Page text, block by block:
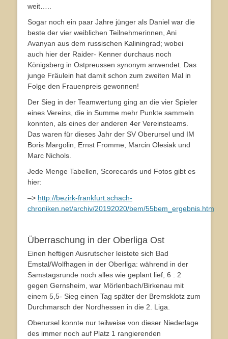
weit…..
Sogar noch ein paar Jahre jünger als Daniel war die
beste der vier weiblichen Teilnehmerinnen, Ani
Avanyan aus dem russischen Kaliningrad; wobei
auch hier der Raider- Kenner durchaus noch
Königsberg in Ostpreussen synonym anwendet. Das
junge Fräulein hat damit schon zum zweiten Mal in
Folge den Frauenpreis gewonnen!
Der Sieg in der Teamwertung ging an die vier Spieler
eines Vereins, die in Summe mehr Punkte sammeln
konnten, als eines der anderen 4er Vereinsteams.
Das waren für dieses Jahr der SV Oberursel und IM
Boris Margolin, Ernst Fromme, Marcin Olesiak und
Marc Nichols.
Jede Menge Tabellen, Scorecards und Fotos gibt es
hier:
–> http://bezirk-frankfurt.schach-
chroniken.net/archiv/20192020/bem/55bem_ergebnis.htm
Überraschung in der Oberliga Ost
Einen heftigen Ausrutscher leistete sich Bad
Emstal/Wolfhagen in der Oberliga: während in der
Samstagsrunde noch alles wie geplant lief, 6 : 2
gegen Gernsheim, war Mörlenbach/Birkenau mit
einem 5,5- Sieg einen Tag später der Bremsklotz zum
Durchmarsch der Nordhessen in die 2. Liga.
Oberursel konnte nur teilweise von dieser Niederlage
des immer noch auf Platz 1 rangierenden